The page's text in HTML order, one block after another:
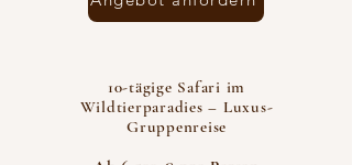
10-tägige Safari im
Wildtierparadies – Luxus-
Gruppenreise